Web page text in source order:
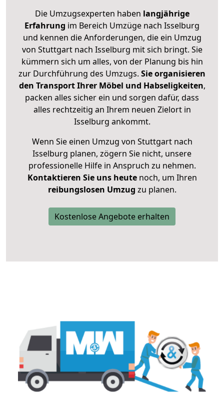
Die Umzugsexperten haben langjährige
Erfahrung im Bereich Umzüge nach Isselburg
und kennen die Anforderungen, die ein Umzug
von Stuttgart nach Isselburg mit sich bringt. Sie
kümmern sich um alles, von der Planung bis hin
zur Durchführung des Umzugs. Sie organisieren
den Transport Ihrer Möbel und Habseligkeiten,
packen alles sicher ein und sorgen dafür, dass
alles rechtzeitig an Ihrem neuen Zielort in
Isselburg ankommt.
Wenn Sie einen Umzug von Stuttgart nach
Isselburg planen, zögern Sie nicht, unsere
professionelle Hilfe in Anspruch zu nehmen.
Kontaktieren Sie uns heutenoch, um Ihren
reibungslosen Umzug zu planen.
Kostenlose Angebote erhalten